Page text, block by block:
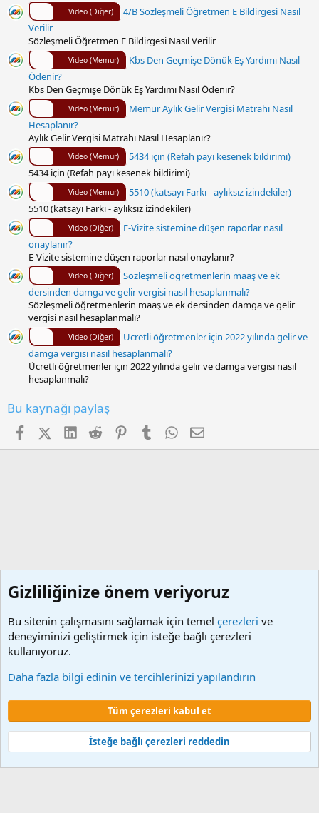
Video (Diğer)
4/B Sözleşmeli Öğretmen E Bildirgesi Nasıl
Verilir
Sözleşmeli Öğretmen E Bildirgesi Nasıl Verilir
Video (Memur)
Kbs Den Geçmişe Dönük Eş Yardımı Nasıl
Ödenir?
Kbs Den Geçmişe Dönük Eş Yardımı Nasıl Ödenir?
Video (Memur)
Memur Aylık Gelir Vergisi Matrahı Nasıl
Hesaplanır?
Aylık Gelir Vergisi Matrahı Nasıl Hesaplanır?
Video (Memur)
5434 için (Refah payı kesenek bildirimi)
5434 için (Refah payı kesenek bildirimi)
Video (Memur)
5510 (katsayı Farkı - aylıksız izindekiler)
5510 (katsayı Farkı - aylıksız izindekiler)
Video (Diğer)
E-Vizite sistemine düşen raporlar nasıl
onaylanır?
E-Vizite sistemine düşen raporlar nasıl onaylanır?
Video (Diğer)
Sözleşmeli öğretmenlerin maaş ve ek
dersinden damga ve gelir vergisi nasıl hesaplanmalı?
Sözleşmeli öğretmenlerin maaş ve ek dersinden damga ve gelir
vergisi nasıl hesaplanmalı?
Video (Diğer)
Ücretli öğretmenler için 2022 yılında gelir ve
damga vergisi nasıl hesaplanmalı?
Ücretli öğretmenler için 2022 yılında gelir ve damga vergisi nasıl
hesaplanmalı?
Bu kaynağı paylaş
FacebookX (Twitter)
LinkedIn
Reddit PinterestTumblr WhatsApp
E-posta
Çerezler
Şartlar ve kurallar
Gizlilik politikası Yardım Ana sayfa
Community platform by XenForo © 2010-2024 XenForo Ltd.
Türkçe yama 🇹🇷 [XGT] Yazılım ve web hizmetleri 2014-2024
Gizliliğinize önem veriyoruz
Bu sitenin çalışmasını sağlamak için temel çerezleri ve
deneyiminizi geliştirmek için isteğe bağlı çerezleri
kullanıyoruz.
Daha fazla bilgi edinin ve tercihlerinizi yapılandırın
Tüm çerezleri kabul et
İsteğe bağlı çerezleri reddedin